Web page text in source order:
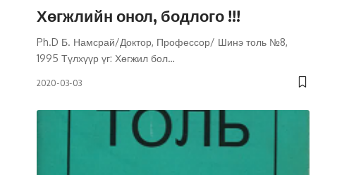
Хөгжлийн онол, бодлого !!!
Ph.D Б. Намсрай/Доктор, Профессор/ Шинэ толь №8,
1995 Түлхүүр үг: Хөгжил бол…
2020-03-03